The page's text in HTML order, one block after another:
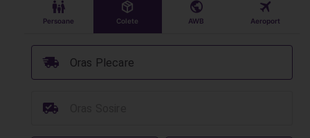
󱠣
Persoane
󰏗
Colete
󰇧
AWB
󰀝
Aeroport
Oras Plecare
󰞈
󰳔